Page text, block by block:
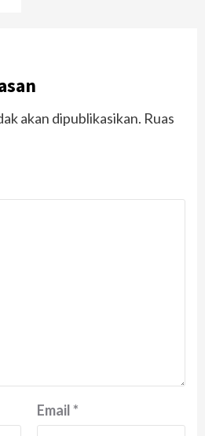
akan dipublikasikan. Ruas
Email*